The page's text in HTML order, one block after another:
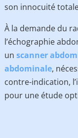
son innocuité
À la demande du
l’échographie
un scanner
abdominale,
contre-indication,
pour une étude